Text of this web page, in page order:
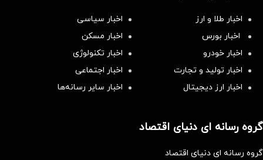
اخبار طلا و ارز
اخبار سیاسی
اخبار بورس
اخبار مسکن
اخبار خودرو
اخبار تکنولوژی
اخبار تولید و تجارت
اخبار اجتماعی
اخبار ارز دیجیتال
اخبار سایر رسانه‌‌ها
گروه رسانه ای دنیای اقتصاد
گروه رسانه ای دنیای اقتصاد